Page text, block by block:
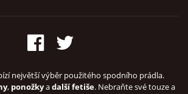
největší výběr použitého spodního prádla.
, ponožkyadalší fetiše. Nebraňte své touze a